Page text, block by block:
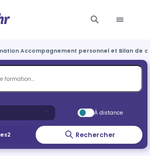
Accompagnement personnel et Bilan de
À distance
2 Rechercher